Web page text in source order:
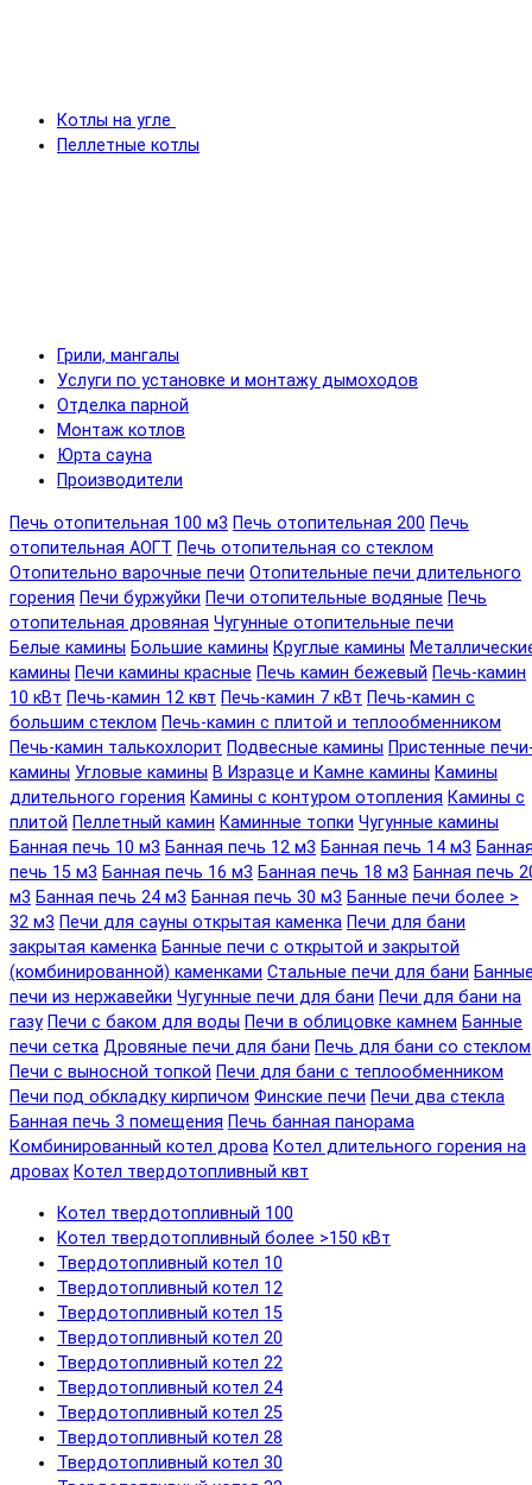
Котлы на угле
Пеллетные котлы
Грили, мангалы
Услуги по установке и монтажу дымоходов
Отделка парной
Монтаж котлов
Юрта сауна
Производители
Печь отопительная 100 м3 Печь отопительная 200 Печь
отопительная АОГТ Печь отопительная со стеклом
Отопительно варочные печи Отопительные печи длительного
горения Печи буржуйки Печи отопительные водяные Печь
отопительная дровяная Чугунные отопительные печи
Белые камины Большие камины Круглые камины
камины Печи камины красные Печь камин бежевый Печь-камин
10 кВт Печь-камин 12 квт Печь-камин 7 кВт Печь-камин с
большим стеклом Печь-камин с плитой и теплообменником
Печь-камин талькохлорит Подвесные камины Пристенные
камины Угловые камины В Изразце и Камне камины Камины
длительного горения Камины с контуром отопления Камины с
плитой Пеллетный камин Каминные топки Чугунные камины
Банная печь 10 м3 Банная печь 12 м3 Банная печь 14 м3
печь 15 м3 Банная печь 16 м3 Банная печь 18 м3 Банная печь
м3 Банная печь 24 м3 Банная печь 30 м3 Банные печи более >
32 м3 Печи для сауны открытая каменка Печи для бани
закрытая каменка Банные печи с открытой и закрытой
(комбинированной) каменками Стальные печи для бани
печи из нержавейки Чугунные печи для бани Печи для бани на
газу Печи с баком для воды Печи в облицовке камнем Банные
печи сетка Дровяные печи для бани Печь для бани со стеклом
Печи с выносной топкой Печи для бани с теплообменником
Печи под обкладку кирпичом Финские печи Печи два стекла
Банная печь 3 помещения Печь банная панорама
Комбинированный котел дрова Котел длительного горения на
дровах Котел твердотопливный квт
Котел твердотопливный 100
Котел твердотопливный более >150 кВт
Твердотопливный котел 10
Твердотопливный котел 12
Твердотопливный котел 15
Твердотопливный котел 20
Твердотопливный котел 22
Твердотопливный котел 24
Твердотопливный котел 25
Твердотопливный котел 28
Твердотопливный котел 30